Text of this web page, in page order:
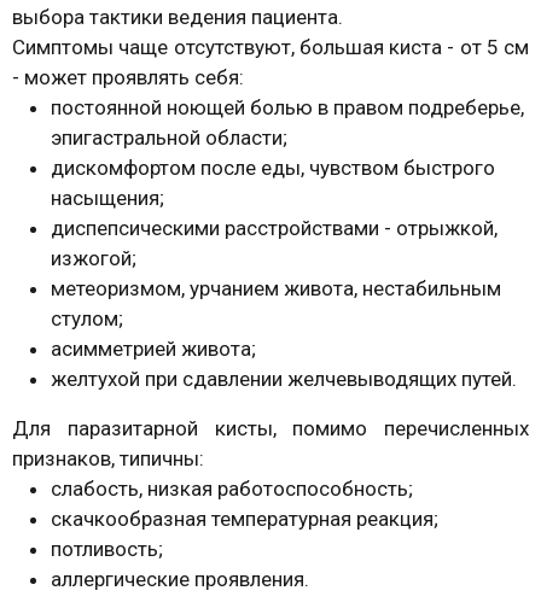
выбора тактики ведения пациента.
Симптомы чаще отсутствуют, большая киста - от 5 см
- может проявлять себя:
постоянной ноющей болью в правом подреберье,
эпигастральной области;
дискомфортом после еды, чувством быстрого
насыщения;
диспепсическими расстройствами - отрыжкой,
изжогой;
метеоризмом, урчанием живота, нестабильным
стулом;
асимметрией живота;
желтухой при сдавлении желчевыводящих путей.
Для паразитарной кисты, помимо перечисленных
признаков, типичны:
слабость, низкая работоспособность;
скачкообразная температурная реакция;
потливость;
аллергические проявления.